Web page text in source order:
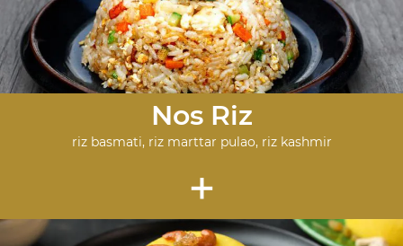
Nos Riz
riz basmati, riz marttar pulao, riz kashmir
+